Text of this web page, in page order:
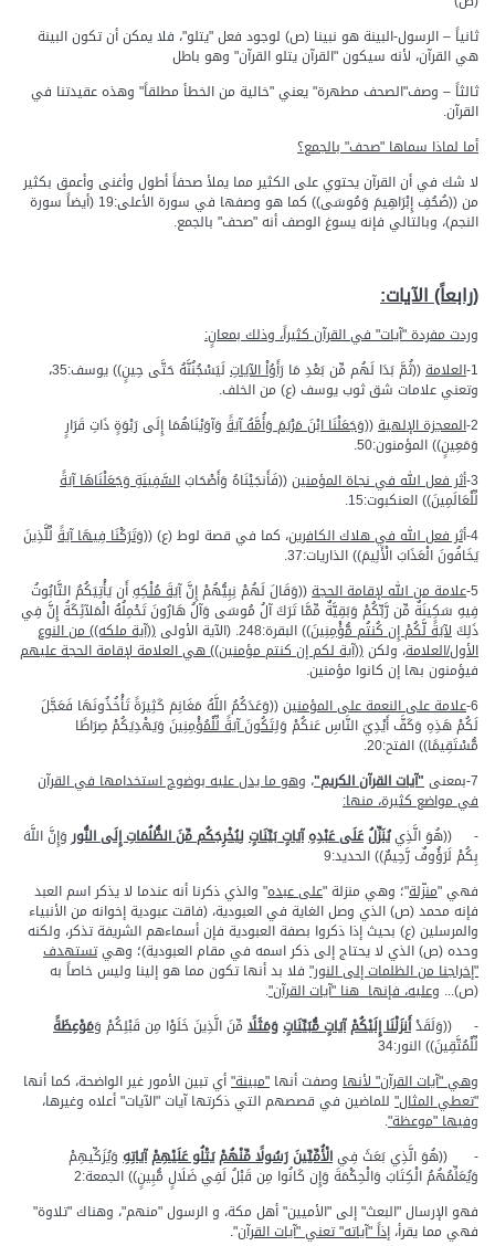
ثانياً – الرسول-البينة هو نبينا (ص) لوجود فعل "يتلو"، فلا يمكن أن تكون البينة
هي القرآن، لأنه سيكون "القرآن يتلو القرآن" وهو باطل
ثالثاً – وصف"الصحف مطهرة" يعني "خالية من الخطأ مطلقاً" وهذه عقيدتنا في
القرآن.
أما لماذا سماها "صحف" بالجمع؟
لا شك في أن القرآن يحتوي على الكثير مما يملأ صحفاً أطول وأغنى وأعمق بكثير
من ((صُحُفِ إِبْرَاهِيمَ وَمُوسَى)) كما هو وصفها في سورة الأعلى:19 (أيضاً سورة
النجم)، وبالتالي فإنه يسوغ الوصف أنه "صحف" بالجمع.
(رابعاً) الآيات:
وردت مفردة "آيات" في القرآن كثيراً، وذلك بمعانٍ:
1- العلامة((ثُمَّ بَدَا لَهُم مِّن بَعْدِ مَا رَأَوُاْ الآيَاتِ لَيَسْجُنُنَّهُ حَتَّى حِينٍ)) يوسف:35،
وتعني علامات شق ثوب يوسف (ع) من الخلف.
2-المعجزة الإلهية((وَجَعَلْنَا ابْنَ مَرْيَمَ وَأُمَّهُ آيَةً وَآوَيْنَاهُمَا إِلَى رَبْوَةٍ ذَاتِ قَرَارٍ
وَمَعِينٍ)) المؤمنون:50.
3-أثر فعل الله في نجاة المؤمنين((فَأَنجَيْنَاهُ وَأَصْحَابَالسَّفِينَةِ وَجَعَلْنَاهَا آيَةً
لِّلْعَالَمِينَ)) العنكبوت:15.
4-أ ثر فعل الله في هلاك الكافرين، كما في قصة لوط (ع) ((وَتَرَكْنَا فِيهَا آيَةً لِّلَّذِينَ
يَخَافُونَ الْعَذَابَ الْأَلِيمَ)) الذاريات:37.
5-علامة من الله لإقامة الحجة((وَقَالَ لَهُمْ نِبِيُّهُمْ إِنَّآيَةَ مُلْكِهِأَن يَأْتِيَكُمُ التَّابُوتُ
فِيهِ سَكِينَةٌ مِّن رَّبِّكُمْ وَبَقِيَّةٌ مِّمَّا تَرَكَ آلُ مُوسَى وَآلُ هَارُونَ تَحْمِلُهُ الْمَلآئِكَةُ إِنَّ فِي
ذَلِكَلآيَةً لَّكُمْ إِن كُنتُم مُّؤْمِنِينَ)) البقرة:248. (الآية الأولى ((آية ملكه)) من النوع
الأول/العلامة، ولكن((آية لكم إن كنتم مؤمنين)) هي العلامة لإقامة الحجة عليهم
فيؤمنون بها إن كانوا مؤمنين.
6-علامة على النعمة على المؤمنين((وَعَدَكُمُ اللَّهُ مَغَانِمَ كَثِيرَةً تَأْخُذُونَهَا فَعَجَّلَ
لَكُمْ هَذِهِ وَكَفَّ أَيْدِيَ النَّاسِ عَنكُمْ وَلِتَكُونَ آيَةً لِّلْمُؤْمِنِينَ وَيَهْدِيَكُمْ صِرَاطًا
مُّسْتَقِيمًا)) الفتح:20.
7-بمعنى
"آيات القرآن الكريم"، وهو ما يدل عليه بوضوح استخدامها في القرآن
في مواضع كثيرة، منها:
- ((هُوَ الَّذِييُنَزِّلُعَلَى عَبْدِهِآيَاتٍ بَيِّنَاتٍ لِيُخْرِجَكُم مِّنَ الظُّلُمَاتِ إِلَى النُّوروَإِنَّ اللَّهَ
بِكُمْ لَرَؤُوفٌ رَّحِيمٌ)) الحديد:9
فهي "منزّلة"؛ وهي منزلة "على عبده" والذي ذكرنا أنه عندما لا يذكر اسم العبد
فإنه محمد (ص) الذي وصل الغاية في العبودية، (فاقت عبودية إخوانه من الأنبياء
والمرسلين (ع) بحيث إذا ذكروا بصفة العبودية فإن أسماءهم الشريفة تذكر، ولكنه
وحده (ص) الذي لا يحتاج إلى ذكر اسمه في مقام العبودية)؛ وهيتستهدف
"إخراجنا من الظلمات إلى النور" فلا بد أنها تكون مما هو إلينا وليس خاصاً به
(ص)... وعليه، فإنها هنا "آيات القرآن".
- ((وَلَقَدْأَنزَلْنَا إِلَيْكُمْآيَاتٍ مُّبَيِّنَاتٍوَمَثَلًا مِّنَ الَّذِينَ خَلَوْا مِن قَبْلِكُمْ وَمَوْعِظَةً
لِّلْمُتَّقِينَ)) النور:34
وهي "آيات القرآن" لأنها وصفت أنها "مبينة"أي تبين الأمور غير الواضحة، كما أنها
"تعطي المثال" للماضين في قصصهم التي ذكرتها آيات "الآيات" أعلاه وغيرها،
وفيها "موعظة".
- ((هُوَ الَّذِي بَعَثَ فِيالْأُمِّيِّينَرَسُولًا مِّنْهُمْيَتْلُو عَلَيْهِمْآيَاتِهِ وَيُزَكِّيهِمْ
وَيُعَلِّمُهُمُ الْكِتَابَ وَالْحِكْمَةَ وَإِن كَانُوا مِن قَبْلُ لَفِي ضَلَالٍ مُّبِينٍ)) الجمعة:2
فهو الإرسال "البعث" إلى "الأميين" أهل مكة، و الرسول "منهم"، وهناك "تلاوة"
فهي مما يقرأ، إذاً "آياته" تعني "آيات القرآن".